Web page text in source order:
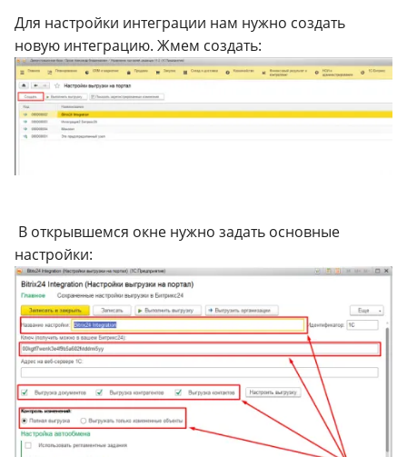
Для настройки интеграции нам нужно создать
новую интеграцию. Жмем создать:
В открывшемся окне нужно задать основные
настройки: